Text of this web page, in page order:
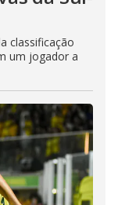
classificação
um jogador a